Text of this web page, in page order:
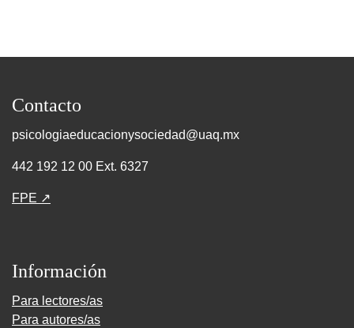
Contacto
psicologiaeducacionysociedad@uaq.mx
442 192 12 00 Ext. 6327
FPE ↗
Información
Para lectores/as
Para autores/as